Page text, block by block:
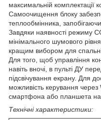
максимальній комплектації
Самоочищення блоку
теплообмінника,
Завдяки наявності режиму
мінімального шумового
кращим вибором для
Для того, щоб управління
навіть вночі, в пульті ДУ
підсвічування екрану. Для
можливість керування
смартфона або планшета на
Технічні характеристики: